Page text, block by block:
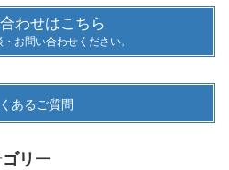
わせはこちら
お問い合わせください。
あるご質問
リー